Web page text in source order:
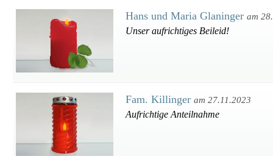
Hans und Maria Glaninger am
Unser aufrichtiges Beileid!
Fam. Killinger am 27.11.2023
Aufrichtige Anteilnahme